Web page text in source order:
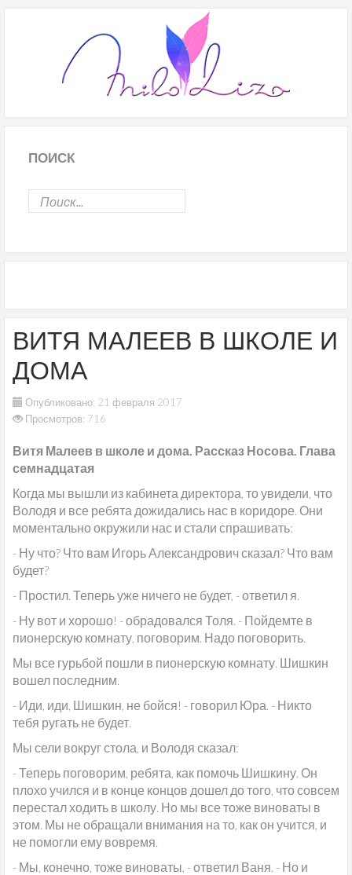
ПОИСК
ВИТЯ МАЛЕЕВ В ШКОЛЕ И
ДОМА
Опубликовано: 21 февраля 2017
Просмотров: 716
Витя Малеев в школе и дома. Рассказ Носова. Глава
семнадцатая
Когда мы вышли из кабинета директора, то увидели, что
Володя и все ребята дожидались нас в коридоре. Они
моментально окружили нас и стали спрашивать:
- Ну что? Что вам Игорь Александрович сказал? Что вам
будет?
- Простил. Теперь уже ничего не будет, - ответил я.
- Ну вот и хорошо! - обрадовался Толя. - Пойдемте в
пионерскую комнату, поговорим. Надо поговорить.
Мы все гурьбой пошли в пионерскую комнату. Шишкин
вошел последним.
- Иди, иди, Шишкин, не бойся! - говорил Юра. - Никто
тебя ругать не будет.
Мы сели вокруг стола, и Володя сказал:
- Теперь поговорим, ребята, как помочь Шишкину. Он
плохо учился и в конце концов дошел до того, что совсем
перестал ходить в школу. Но мы все тоже виноваты в
этом. Мы не обращали внимания на то, как он учится, и
не помогли ему вовремя.
- Мы, конечно, тоже виноваты, - ответил Ваня. - Но и